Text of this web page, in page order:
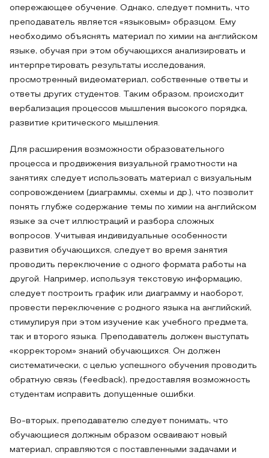
опережающее обучение. Однако, следует помнить, что
преподаватель является «языковым» образцом. Ему
необходимо объяснять материал по химии на английском
языке, обучая при этом обучающихся анализировать и
интерпретировать результаты исследования,
просмотренный видеоматериал, собственные ответы и
ответы других студентов. Таким образом, происходит
вербализация процессов мышления высокого порядка,
развитие критического мышления.
Для расширения возможности образовательного
процесса и продвижения визуальной грамотности на
занятиях следует использовать материал с визуальным
сопровождением (диаграммы, схемы и др.), что позволит
понять глубже содержание темы по химии на английском
языке за счет иллюстраций и разбора сложных
вопросов. Учитывая индивидуальные особенности
развития обучающихся, следует во время занятия
проводить переключение с одного формата работы на
другой. Например, используя текстовую информацию,
следует построить график или диаграмму и наоборот,
провести переключение с родного языка на английский,
стимулируя при этом изучение как учебного предмета,
так и второго языка. Преподаватель должен выступать
«корректором» знаний обучающихся. Он должен
систематически, с целью успешного обучения проводить
обратную связь (feedback), предоставляя возможность
студентам исправить допущенные ошибки.
Во-вторых, преподавателю следует понимать, что
обучающиеся должным образом осваивают новый
материал, справляются с поставленными задачами и